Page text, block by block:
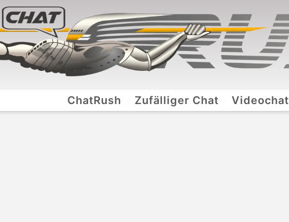
ChatRush Zufälliger Chat Videochat